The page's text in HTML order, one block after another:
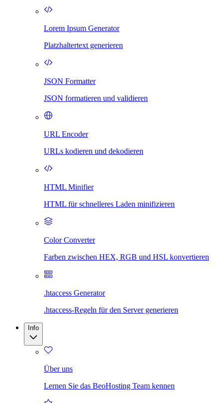
Lorem Ipsum Generator
Platzhaltertext generieren
JSON Formatter
JSON formatieren und validieren
URL Encoder
URLs kodieren und dekodieren
HTML Minifier
HTML für schnelleres Laden minifizieren
Color Converter
Farben zwischen HEX, RGB und HSL konvertieren
.htaccess Generator
.htaccess-Regeln für den Server generieren
Info
Über uns
Lernen Sie das BeoHosting Team kennen